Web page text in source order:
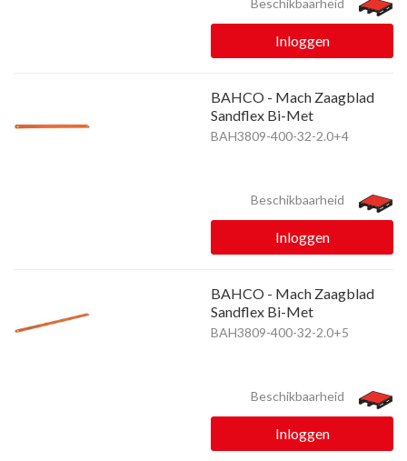
Beschikbaarheid
Inloggen
BAHCO - Mach Zaagblad
Sandflex Bi-Met
BAH3809-400-32-2.0+4
Beschikbaarheid
Inloggen
BAHCO - Mach Zaagblad
Sandflex Bi-Met
BAH3809-400-32-2.0+5
Beschikbaarheid
Inloggen